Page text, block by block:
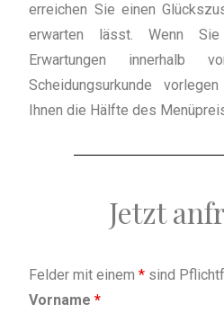
erreichen Sie einen
erwarten lässt. Wenn
Erwartungen
Scheidungsurkunde
Ihnen die Hälfte des
Jetzt
Felder mit einem* sind
Vorname*